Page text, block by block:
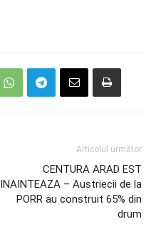
Articolul următor
CENTURA ARAD EST
INAINTEAZA – Austriecii de la
PORR au construit 65% din
drum